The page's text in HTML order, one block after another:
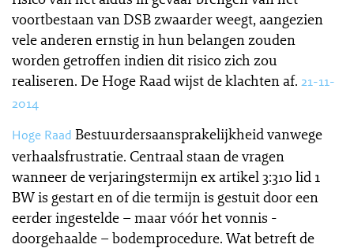
voortbestaan van DSB zwaarder weegt, aangezien
vele anderen ernstig in hun belangen zouden
worden getroffen indien dit risico zich zou
realiseren. De Hoge Raad wijst de klachten af. 21-11-
2014
Hoge Raad Bestuurdersaansprakelijkheid vanwege
verhaalsfrustratie. Centraal staan de vragen
wanneer de verjaringstermijn ex artikel 3:310 lid 1
BW is gestart en of die termijn is gestuit door een
eerder ingestelde – maar vóór het vonnis ­
doorgehaalde – bodemprocedure. Wat betreft de